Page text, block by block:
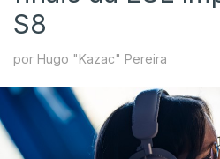
S8
por Hugo "Kazac" Pereira